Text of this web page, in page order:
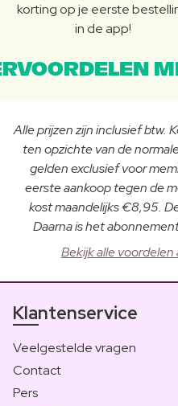
korting op je eerste
in de app!
Alle prijzen zijn inclusief btw.
ten opzichte van de
gelden exclusief voor
eerste aankoop tegen de
kost maandelijks €8,95.
Daarna is het
Bekijk alle voordelen
Klantenservice
Veelgestelde vragen
Contact
Pers